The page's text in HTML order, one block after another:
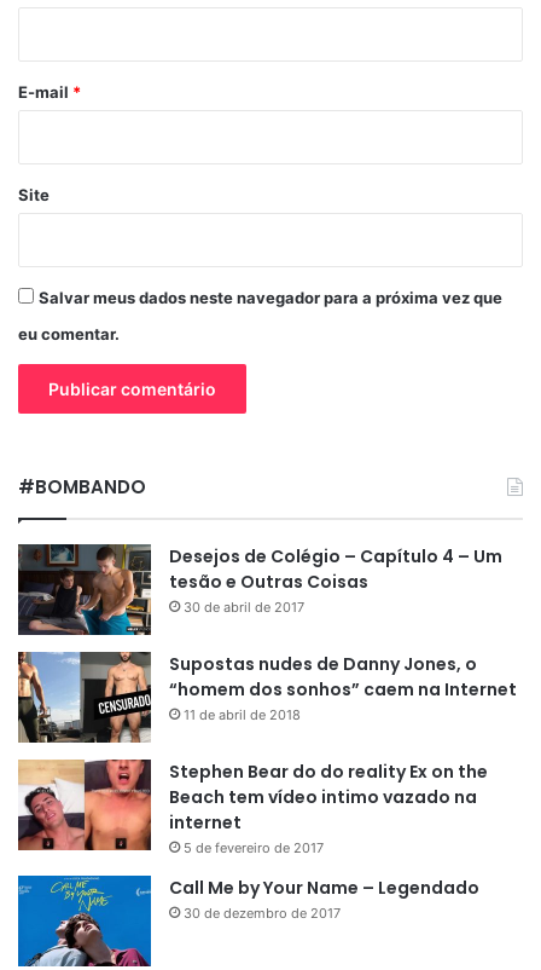
*
E-mail *
Site
Salvar meus dados neste navegador para a próxima vez que
eu comentar.
#BOMBANDO
Desejos de Colégio – Capítulo 4 – Um
tesão e Outras Coisas
30 de abril de 2017
Supostas nudes de Danny Jones, o
“homem dos sonhos” caem na Internet
11 de abril de 2018
Stephen Bear do do reality Ex on the
Beach tem vídeo intimo vazado na
internet
5 de fevereiro de 2017
Call Me by Your Name – Legendado
30 de dezembro de 2017